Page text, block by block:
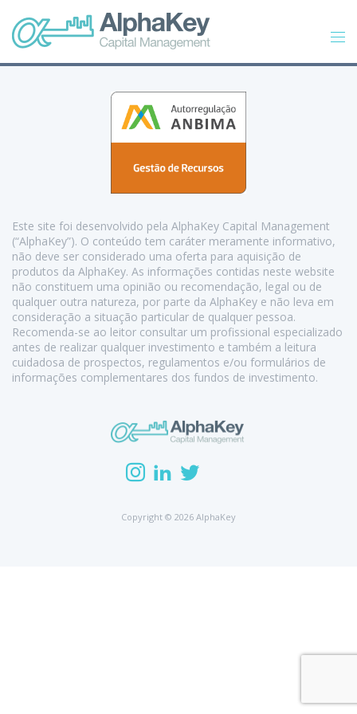
Este site foi desenvolvido pela AlphaKey Capital Management
(“AlphaKey”). O conteúdo tem caráter meramente informativo,
não deve ser considerado uma oferta para aquisição de
produtos da AlphaKey. As informações contidas neste website
não constituem uma opinião ou recomendação, legal ou de
qualquer outra natureza, por parte da AlphaKey e não leva em
consideração a situação particular de qualquer pessoa.
Recomenda-se ao leitor consultar um profissional especializado
antes de realizar qualquer investimento e também a leitura
cuidadosa de prospectos, regulamentos e/ou formulários de
informações complementares dos fundos de investimento.
Copyright © 2026 AlphaKey